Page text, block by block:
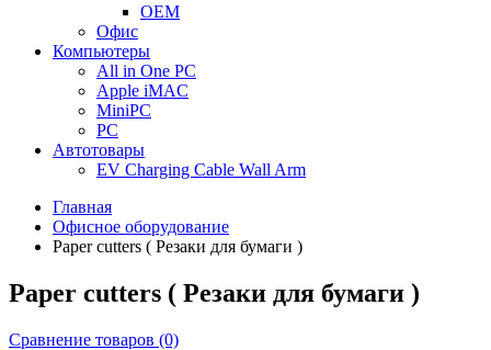
OEM
Офис
Компьютеры
All in One PC
Apple iMAC
MiniPC
PC
Автотовары
EV Charging Cable Wall Arm
Главная
Офисное оборудование
Paper cutters ( Резаки для бумаги )
Paper cutters ( Резаки для бумаги )
Сравнение товаров (0)